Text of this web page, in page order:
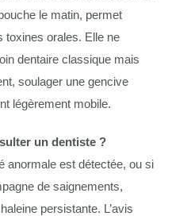
le matin, permet
toxines orales. Elle ne
dentaire classique mais
soulager une gencive
légèrement mobile.
un dentiste ?
anormale est détectée, ou si
de saignements,
persistante. L’avis